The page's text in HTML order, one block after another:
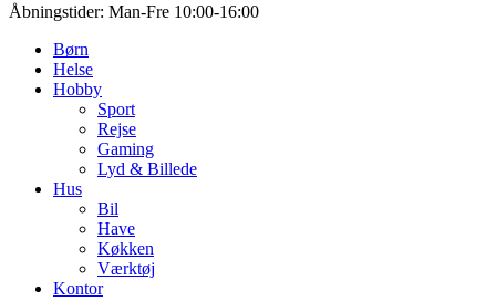
Åbningstider: Man-Fre 10:00-16:00
Børn
Helse
Hobby
Sport
Rejse
Gaming
Lyd & Billede
Hus
Bil
Have
Køkken
Værktøj
Kontor